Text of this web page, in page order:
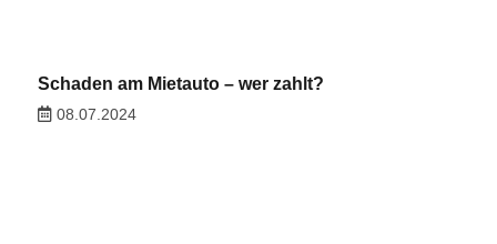
Schaden am Mietauto – wer zahlt?
08.07.2024